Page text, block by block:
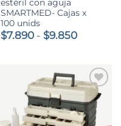
estéril con aguja
SMARTMED- Cajas x
100 unids
$7.890 - $9.850Rango
desde
$7.890
hasta
$9.850